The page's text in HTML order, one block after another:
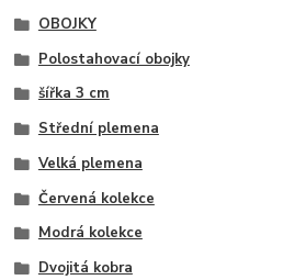
OBOJKY
Polostahovací obojky
šířka 3 cm
Střední plemena
Velká plemena
Červená kolekce
Modrá kolekce
Dvojitá kobra